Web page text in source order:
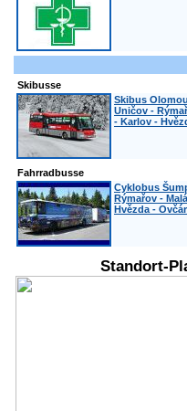
Skibusse
Skibus
Uničov -
- Karlov -
Fahrradbusse
Cyklobus
Rýmařov -
Hvězda -
Standort-